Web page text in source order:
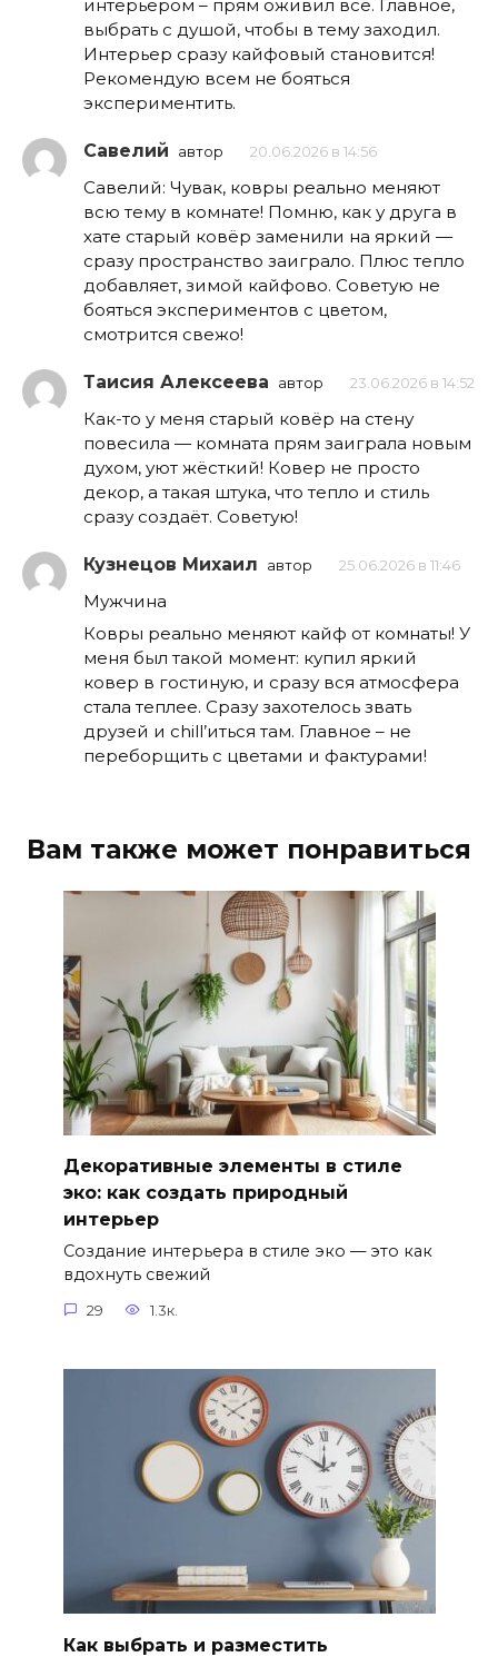
интерьером – прям оживил всё. Главное,
выбрать с душой, чтобы в тему заходил.
Интерьер сразу кайфовый становится!
Рекомендую всем не бояться
экспериментить.
Савелий автор 20.06.2026 в 14:56
Савелий: Чувак, ковры реально меняют
всю тему в комнате! Помню, как у друга в
хате старый ковёр заменили на яркий —
сразу пространство заиграло. Плюс тепло
добавляет, зимой кайфово. Советую не
бояться экспериментов с цветом,
смотрится свежо!
Таисия Алексеева автор 23.06.2026 в 14:52
Как-то у меня старый ковёр на стену
повесила — комната прям заиграла новым
духом, уют жёсткий! Ковер не просто
декор, а такая штука, что тепло и стиль
сразу создаёт. Советую!
Кузнецов Михаил автор 25.06.2026 в 11:46
Мужчина
Ковры реально меняют кайф от комнаты! У
меня был такой момент: купил яркий
ковер в гостиную, и сразу вся атмосфера
стала теплее. Сразу захотелось звать
друзей и chill’иться там. Главное – не
переборщить с цветами и фактурами!
Вам также может понравиться
Декоративные элементы в стиле
эко: как создать природный
интерьер
Создание интерьера в стиле эко — это как
вдохнуть свежий
29 1.3к.
Как выбрать и разместить